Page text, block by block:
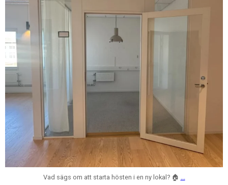
Vad sägs om att starta hösten i en ny lokal? 🏠 ...